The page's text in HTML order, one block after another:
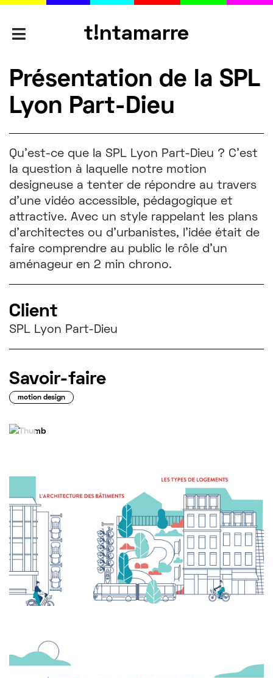
t!ntamarre
AGENCES
SAVOIR-
FAIRE
PORTFOLIO
L'ÉQUIPE
CONTACT
t!ntamarre
Présentation de la SPL
Lyon Part-Dieu
Qu’est-ce que la SPL Lyon Part-Dieu ? C’est
la question à laquelle notre motion
designeuse a tenter de répondre au travers
d'une vidéo accessible, pédagogique et
attractive. Avec un style rappelant les plans
d'architectes ou d'urbanistes, l’idée était de
faire comprendre au public le rôle d’un
aménageur en 2 min chrono.
Client
SPL Lyon Part-Dieu
Savoir-faire
motion design